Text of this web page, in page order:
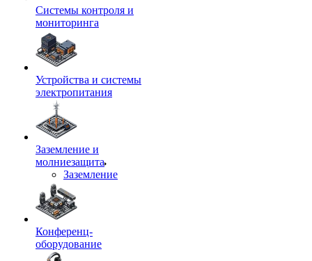
Системы контроля и
мониторинга
Устройства и системы
электропитания
Заземление и
молниезащита
Заземление
Конференц-
оборудование